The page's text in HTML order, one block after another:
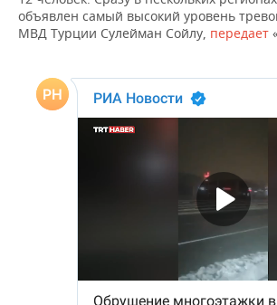
ОПК
УСЛУГИ
МЕДИА
ТЕЛЕКОММУНИКАЦИИ
ВЫЕЗДНАЯ РЕДАКЦИЯ
БИЗНЕС-БРАНЧИ
ONLINE-КОНФЕРЕНЦИИ
НОВОСТИ СПОРТА
ФУТБОЛ
ФИГУРНОЕ КАТАНИЕ
ОБЩЕСТВО
НОВОСТИ ОБЩЕСТВА
МЕДИЦИНА
ФОТОГАЛЕРЕЯ
объявлен самый высокий уровень
МВД Турции Сулейман Сойлу, передает